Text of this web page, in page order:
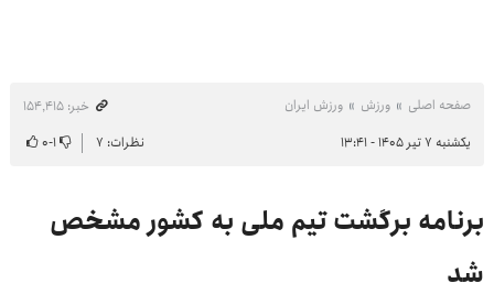
صفحه اصلی ورزش ورزش ایران
خبر: ۱۵۴٬۴۱۵
یکشنبه ۷ تیر ۱۴۰۵ - ۱۳:۴۱
نظرات: ۷ ۱-۰
برنامه برگشت تیم ملی به کشور مشخص
شد